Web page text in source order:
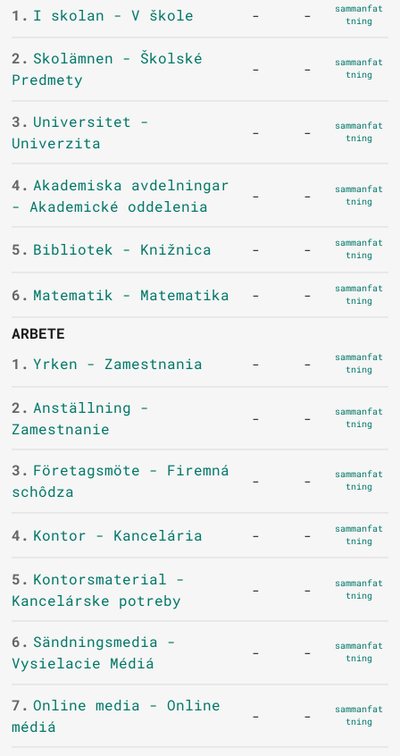
1. I skolan - V škole - -
sammanfat
tning
2. Skolämnen - Školské
Predmety
- -
sammanfat
tning
3. Universitet -
Univerzita
- -
sammanfat
tning
4. Akademiska avdelningar
- Akademické oddelenia
- -
sammanfat
tning
5. Bibliotek - Knižnica - -
sammanfat
tning
6. Matematik - Matematika - -
sammanfat
tning
ARBETE
1. Yrken - Zamestnania - -
sammanfat
tning
2. Anställning -
Zamestnanie
- -
sammanfat
tning
3. Företagsmöte - Firemná
schôdza
- -
sammanfat
tning
4. Kontor - Kancelária - -
sammanfat
tning
5. Kontorsmaterial -
Kancelárske potreby
- -
sammanfat
tning
6. Sändningsmedia -
Vysielacie Médiá
- -
sammanfat
tning
7. Online media - Online
médiá
- -
sammanfat
tning